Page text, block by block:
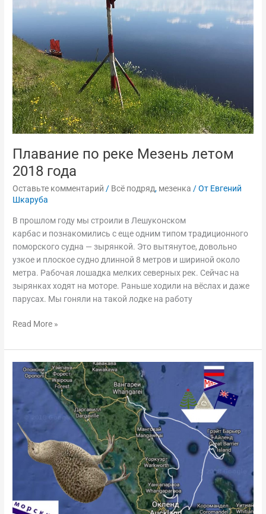
Плавание по реке Мезень летом
2018 года
Оставьте комментарий / Всё подряд, мезенка / От Евгений
Шкаруба
В прошлом году мы строили в Лешуконском
карбас и познакомились с еще одним типом традиционного
поморского судна — зырянкой. Это вытянутое, довольно
узкое и плоское судно длинной 8 метров и шириной около
метра. Рабочая лошадка мелких северных рек. Сейчас на
зырянках ходят на моторе. Раньше ходили на вёслах и даже
парусах. Мы гоняли на такой лодке на работу
летом
года
Read More »
Чартер
Зеландии,
11-
21
января